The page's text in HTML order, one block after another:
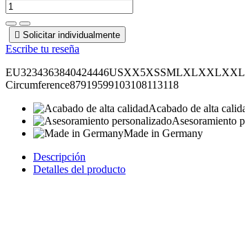
 Solicitar individualmente
Escribe tu reseña
Circumference87919599103108113118
Acabado de alta
Asesoramiento
Made in Germany
Descripción
Detalles del producto